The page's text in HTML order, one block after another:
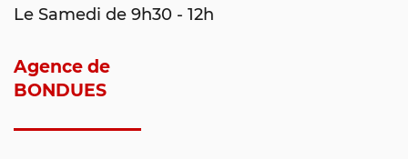
Le Samedi de 9h30 - 12h
Agence de
BONDUES